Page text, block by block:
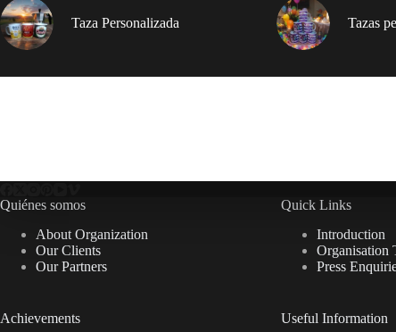
Taza Personalizada Tazas
Quiénes somos
About Organization
Our Clients
Our Partners
Achievements
Quick Links
Introduction
Organisation
Press
Useful Information